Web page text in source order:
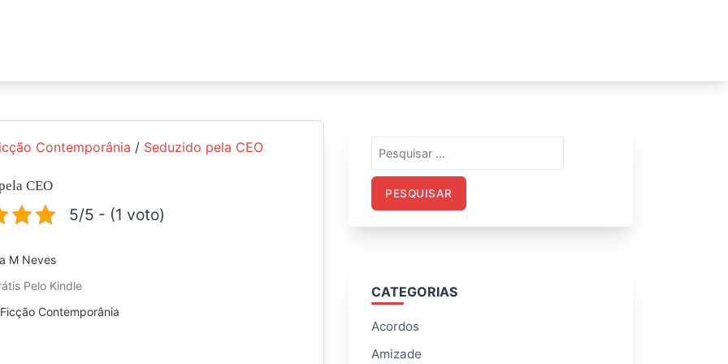
Contemporânia / Seduzido pela CEO
CEO
5/5 - (1 voto)
M Neves
Pelo Kindle
Ficção Contemporânia
por:
CATEGORIAS
Acordos
Amizade